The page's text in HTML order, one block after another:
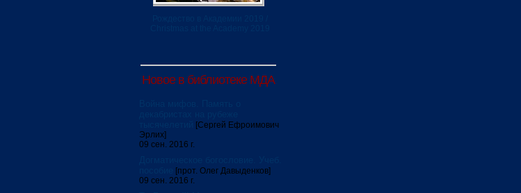
Новое в библиотеке МДА
[Сергей Ефроимович
Эрлих]
09 сен. 2016 г.
[прот. Олег Давыденков]
09 сен. 2016 г.